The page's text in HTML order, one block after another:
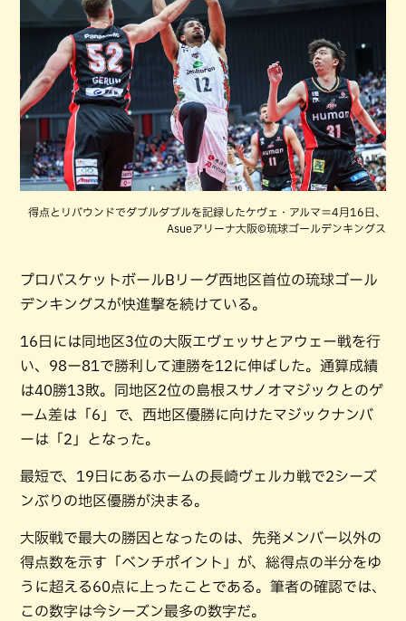
得点とリバウンドでダブルダブルを記録したケヴェ・アルマ＝4月16日、
Asueアリーナ大阪©琉球ゴールデンキングス
プロバスケットボールBリーグ西地区首位の琉球ゴール
デンキングスが快進撃を続けている。
16日には同地区3位の大阪エヴェッサとアウェー戦を行
い、98ー81で勝利して連勝を12に伸ばした。通算成績
は40勝13敗。同地区2位の島根スサノオマジックとのゲ
ーム差は「6」で、西地区優勝に向けたマジックナンバ
ーは「2」となった。
最短で、19日にあるホームの長崎ヴェルカ戦で2シーズ
ンぶりの地区優勝が決まる。
大阪戦で最大の勝因となったのは、先発メンバー以外の
得点数を示す「ベンチポイント」が、総得点の半分をゆ
うに超える60点に上ったことである。筆者の確認では、
この数字は今シーズン最多の数字だ。